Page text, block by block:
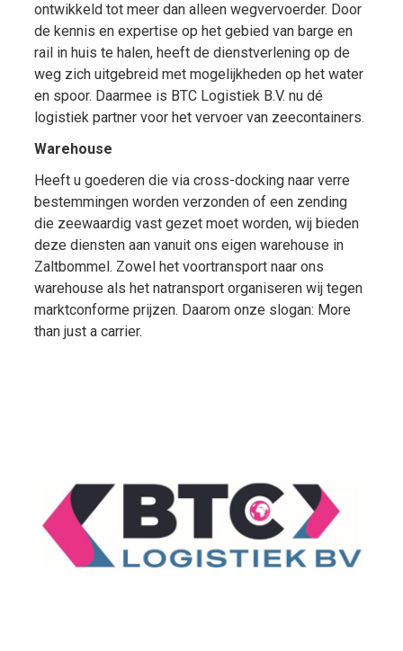
ontwikkeld tot meer dan alleen wegvervoerder. Door
de kennis en expertise op het gebied van barge en
rail in huis te halen, heeft de dienstverlening op de
weg zich uitgebreid met mogelijkheden op het water
en spoor. Daarmee is BTC Logistiek B.V. nu dé
logistiek partner voor het vervoer van zeecontainers.
Warehouse
Heeft u goederen die via cross-docking naar verre
bestemmingen worden verzonden of een zending
die zeewaardig vast gezet moet worden, wij bieden
deze diensten aan vanuit ons eigen warehouse in
Zaltbommel. Zowel het voortransport naar ons
warehouse als het natransport organiseren wij tegen
marktconforme prijzen. Daarom onze slogan: More
than just a carrier.